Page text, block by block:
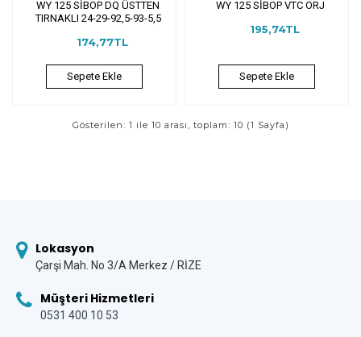
WY 125 SİBOP DQ ÜSTTEN
TIRNAKLI 24-29-92,5-93-5,5
174,77TL
Sepete Ekle
WY 125 SİBOP VTC ORJ
195,74TL
Sepete Ekle
Gösterilen: 1 ile 10 arası, toplam: 10 (1 Sayfa)
Lokasyon
Çarşi Mah. No 3/A Merkez / RİZE
Müşteri Hizmetleri
0531 400 10 53